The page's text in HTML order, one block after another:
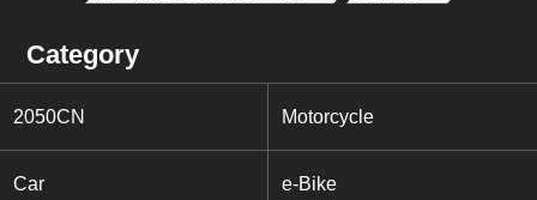
Category
2050CN Motorcycle
Car e-Bike